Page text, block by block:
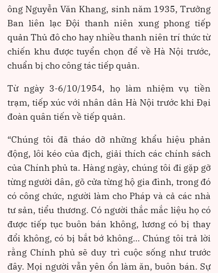
ông Nguyễn Văn Khang, sinh năm 1935, Trưởng
Ban liên lạc Đội thanh niên xung phong tiếp
quản Thủ đô cho hay nhiều thanh niên trí thức từ
chiến khu được tuyển chọn để về Hà Nội trước,
chuẩn bị cho công tác tiếp quản.
Từ ngày 3-6/10/1954, họ làm nhiệm vụ tiền
trạm, tiếp xúc với nhân dân Hà Nội trước khi Đại
đoàn quân tiến về tiếp quản.
“Chúng tôi đã tháo dỡ những khẩu hiệu phản
động, lôi kéo của địch, giải thích các chính sách
của Chính phủ ta. Hàng ngày, chúng tôi đi gặp gỡ
từng người dân, gõ cửa từng hộ gia đình, trong đó
có công chức, người làm cho Pháp và cả các nhà
tư sản, tiểu thương. Có người thắc mắc liệu họ có
được tiếp tục buôn bán không, lương có bị thay
đổi không, có bị bắt bớ không… Chúng tôi trả lời
rằng Chính phủ sẽ duy trì cuộc sống như trước
đây. Mọi người vẫn yên ổn làm ăn, buôn bán. Sự